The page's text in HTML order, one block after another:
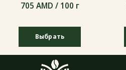
705 AMD / 100 г
Выбрать
705 AMD / 100 г